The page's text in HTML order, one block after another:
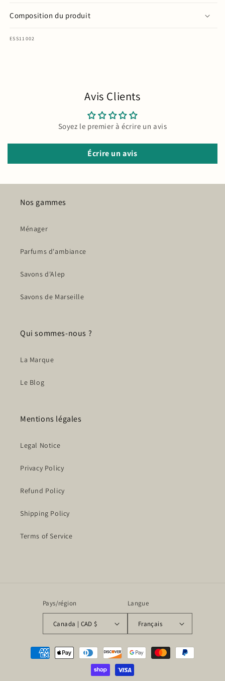
Composition du produit
SKU:
ESS11002
Avis Clients
Soyez le premier à écrire un avis
Écrire un avis
Nos gammes
Ménager
Parfums d'ambiance
Savons d'Alep
Savons de Marseille
Qui sommes-nous ?
La Marque
Le Blog
Mentions légales
Legal Notice
Privacy Policy
Refund Policy
Shipping Policy
Terms of Service
Pays/région
Canada | CAD $
Langue
Français
Moyens